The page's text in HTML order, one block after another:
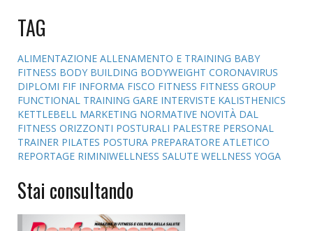
TAG
ALIMENTAZIONE ALLENAMENTO E TRAINING BABY
FITNESS BODY BUILDING BODYWEIGHT CORONAVIRUS
DIPLOMI FIF INFORMA FISCO FITNESS FITNESS GROUP
FUNCTIONAL TRAINING GARE INTERVISTE KALISTHENICS
KETTLEBELL MARKETING NORMATIVE NOVITÀ DAL
FITNESS ORIZZONTI POSTURALI PALESTRE PERSONAL
TRAINER PILATES POSTURA PREPARATORE ATLETICO
REPORTAGE RIMINIWELLNESS SALUTE WELLNESS YOGA
Stai consultando